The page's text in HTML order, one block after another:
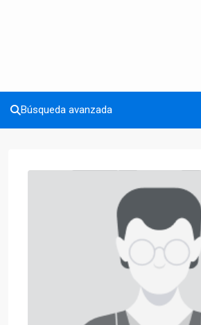
Búsqueda avanzada